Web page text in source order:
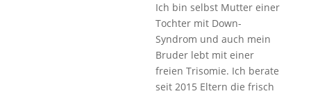
Ich bin selbst Mutter einer
Tochter mit Down-
Syndrom und auch mein
Bruder lebt mit einer
freien Trisomie. Ich berate
seit 2015 Eltern die frisch